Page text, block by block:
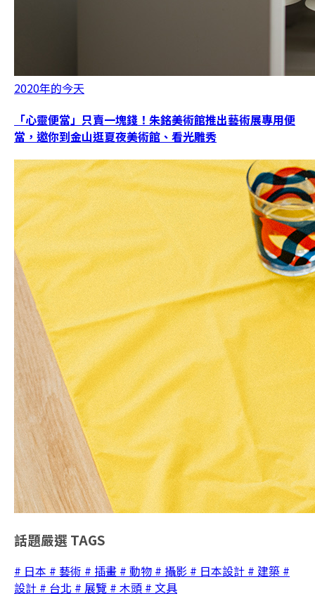
2020年的今天
「心靈便當」只賣一塊錢！朱銘美術館推出藝術展專用便
當，邀你到金山逛夏夜美術館、看光雕秀
話題嚴選 TAGS
# 日本 # 藝術 # 插畫 # 動物 # 攝影 # 日本設計 # 建築 #
設計 # 台北 # 展覽 # 木頭 # 文具